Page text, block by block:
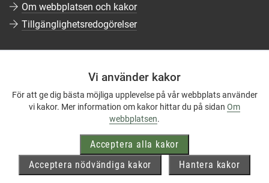
Vi använder kakor
För att ge dig bästa möjliga upplevelse på vår webbplats använder
vi kakor. Mer information om kakor hittar du på sidan Om
webbplatsen.
Acceptera alla kakor
Acceptera nödvändiga kakor
Hantera kakor
Om webbplatsen och kakor
Tillgänglighetsredogörelser
Följ oss på Facebook
Följ oss på Instagram
Följ oss på LinkedIn
Mer om våra sociala medier